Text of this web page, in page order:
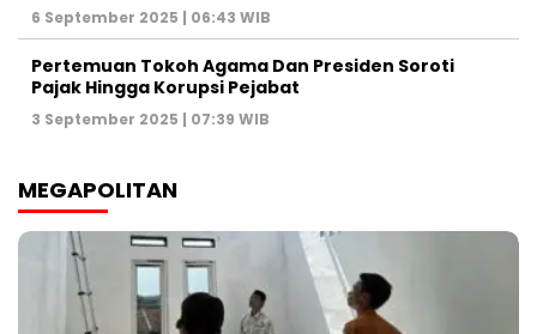
6 September 2025 | 06:43 WIB
Pertemuan Tokoh Agama Dan Presiden Soroti
Pajak Hingga Korupsi Pejabat
3 September 2025 | 07:39 WIB
MEGAPOLITAN